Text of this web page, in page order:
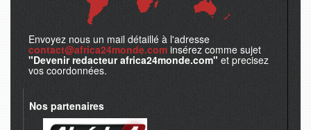
Envoyez nous un mail détaillé à l'adresse
contact@africa24monde.com insérez comme sujet
"Devenir redacteur africa24monde.com" et precisez
vos coordonnées.
Nos partenaires